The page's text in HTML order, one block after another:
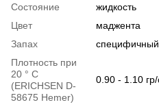
Состояние
жидкость
Цвет
маджента
Запах
специфичный
Плотность при
20 ° С
(ERICHSEN D-
58675 Hemer)
0.90 - 1.10